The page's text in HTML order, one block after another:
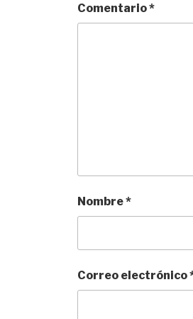
Comentario*
Nombre*
Correo electrónico